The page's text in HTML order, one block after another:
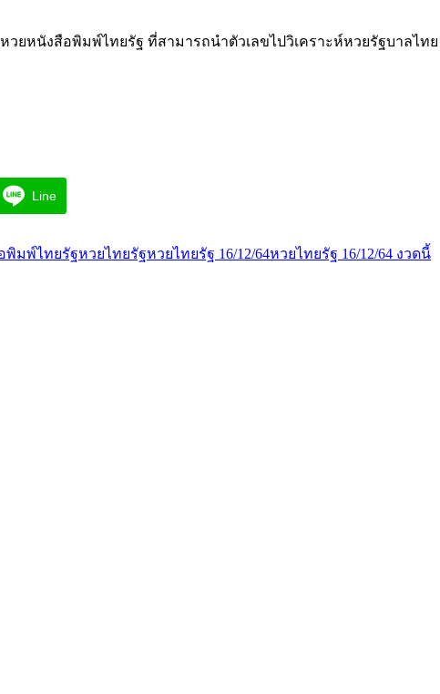
วยหนังสือพิมพ์ไทยรัฐ ที่สามารถนำตัวเลขไปวิเคราะห์หวยรัฐบาลไท
Line
พิมพ์ไทยรัฐหวยไทยรัฐหวยไทยรัฐ 16/12/64หวยไทยรัฐ 16/12/64 งวดนี้